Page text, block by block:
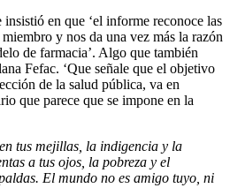
en que ‘el informe reconoce las
y nos da una vez más la razón
de farmacia’. Algo que también
Fefac. ‘Que señale que el objetivo
de la salud pública, va en
que parece que se impone en la
tus mejillas, la indigencia y la
a tus ojos, la pobreza y el
El mundo no es amigo tuyo, ni